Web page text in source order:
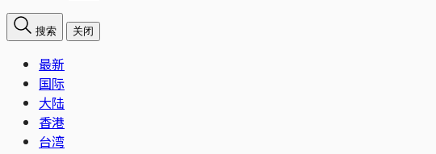
搜索 关闭
最新
国际
大陆
香港
台湾